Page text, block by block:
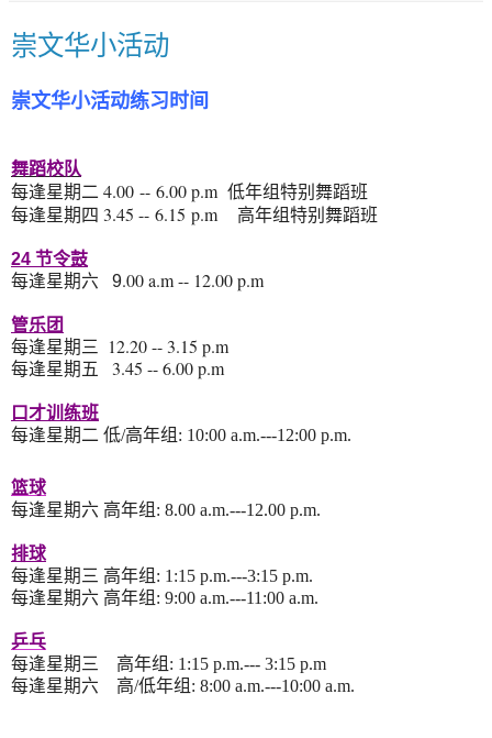
崇文华小活动
崇文华小活动练习时间
舞蹈校队
每逢星期二 4.00 -- 6.00 p.m 低年组特别舞蹈班
每逢星期四 3.45 -- 6.15 p.m 高年组特别舞蹈班
24 节令鼓
每逢星期六 9.00 a.m -- 12.00 p.m
管乐团
每逢星期三
12.20 -- 3.15 p.m
每逢星期五 3.45 -- 6.00 p.m
口才训练班
每逢星期二 低/高年组 : 10:00 a.m.---12:00 p.m.
篮球
逢星期六 高年组 : 8.00 a.m.---12.00 p.m.
排球
每逢星期 三 高年组 : 1 :15 p.m.---3:15 p.m.
每逢星期六 高年组 : 9:00 a.m.---11:00 a.m.
乒乓
每逢星期三 高年组 : 1:15 p.m.--- 3:15 p.m
每逢星期六 高/低年组 : 8:00 a.m.---10:00 a.m.